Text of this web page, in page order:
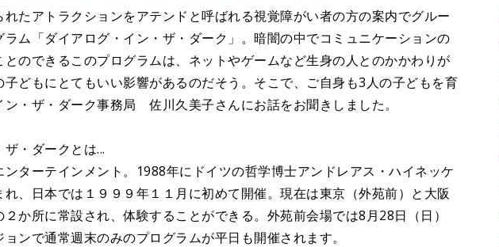
たアトラクションをアテンドと呼ばれる視覚障がい者の方の案内でグルー
ラム「ダイアログ・イン・ザ・ダーク」。暗闇の中でコミュニケーションの
とのできるこのプログラムは、ネットやゲームなど生身の人とのかかわりが
子どもにとてもいい影響があるのだそう。そこで、ご自身も3人の子どもを育
・ザ・ダーク事務局 佐川久美子さんにお話をお聞きしました。
・ダークとは...
ターテインメント。1988年にドイツの哲学博士アンドレアス・ハイネッケ
、日本では１９９９年１１月に初めて開催。現在は東京（外苑前）と大阪
２か所に常設され、体験することができる。外苑前会場では8月28日（日）
ンで通常週末のみのプログラムが平日も開催されます。